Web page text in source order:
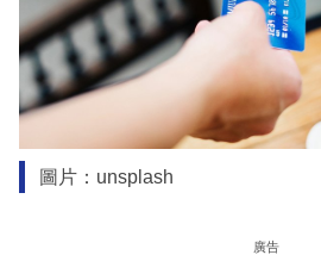
圖片：unsplash
廣告